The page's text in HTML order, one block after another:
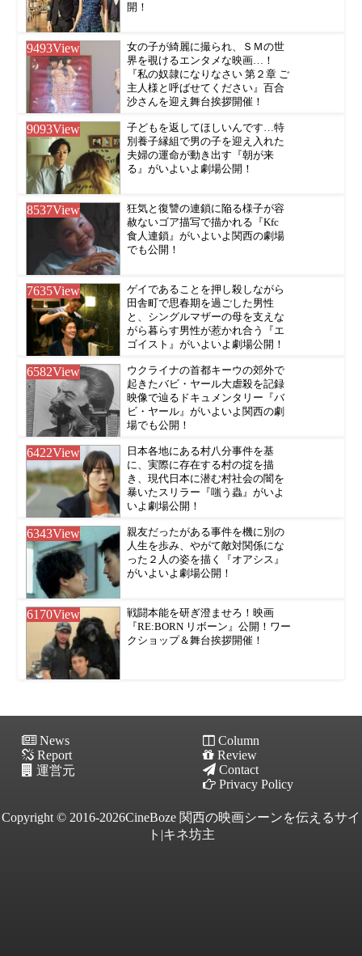
開！
9493View
女の子が綺麗に撮られ、ＳＭの世
界を覗けるエンタメな映画…！
『私の奴隷になりなさい 第２章 ご
主人様と呼ばせてください』百合
沙さんを迎え舞台挨拶開催！
9093View
子どもを返してほしいんです…特
別養子縁組で男の子を迎え入れた
夫婦の運命が動き出す『朝が来
る』がいよいよ劇場公開！
8537View
狂気と復讐の連鎖に陥る様子が容
赦ないゴア描写で描かれる『Kfc
食人連鎖』がいよいよ関西の劇場
でも公開！
7635View
ゲイであることを押し殺しながら
田舎町で思春期を過ごした男性
と、シングルマザーの母を支えな
がら暮らす男性が惹かれ合う『エ
ゴイスト』がいよいよ劇場公開！
6582View
ウクライナの首都キーウの郊外で
起きたバビ・ヤール大虐殺を記録
映像で辿るドキュメンタリー『バ
ビ・ヤール』がいよいよ関西の劇
場でも公開！
6422View
日本各地にある村八分事件を基
に、実際に存在する村の掟を描
き、現代日本に潜む村社会の闇を
暴いたスリラー『嗤う蟲』がいよ
いよ劇場公開！
6343View
親友だったがある事件を機に別の
人生を歩み、やがて敵対関係にな
った２人の姿を描く『オアシス』
がいよいよ劇場公開！
6170View
戦闘本能を研ぎ澄ませろ！映画
『RE:BORN リボーン』公開！ワー
クショップ＆舞台挨拶開催！
News
Column
Report
Review
運営元
Contact
Privacy Policy
Copyright © 2016-2026CineBoze 関西の映画シーンを伝えるサイ
ト|キネ坊主